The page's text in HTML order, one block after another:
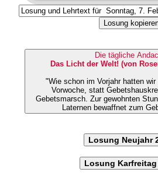
Losung
Die tägliche
Das Licht der Welt! (von
"Wie schon im Vorjahr hatten
Vorwoche, statt
Gebetsmarsch. Zur gewohnten Stunde trafen wir uns mit
Laternen bewaffnet zum
Losung Neujahr
Losung Karfreitag